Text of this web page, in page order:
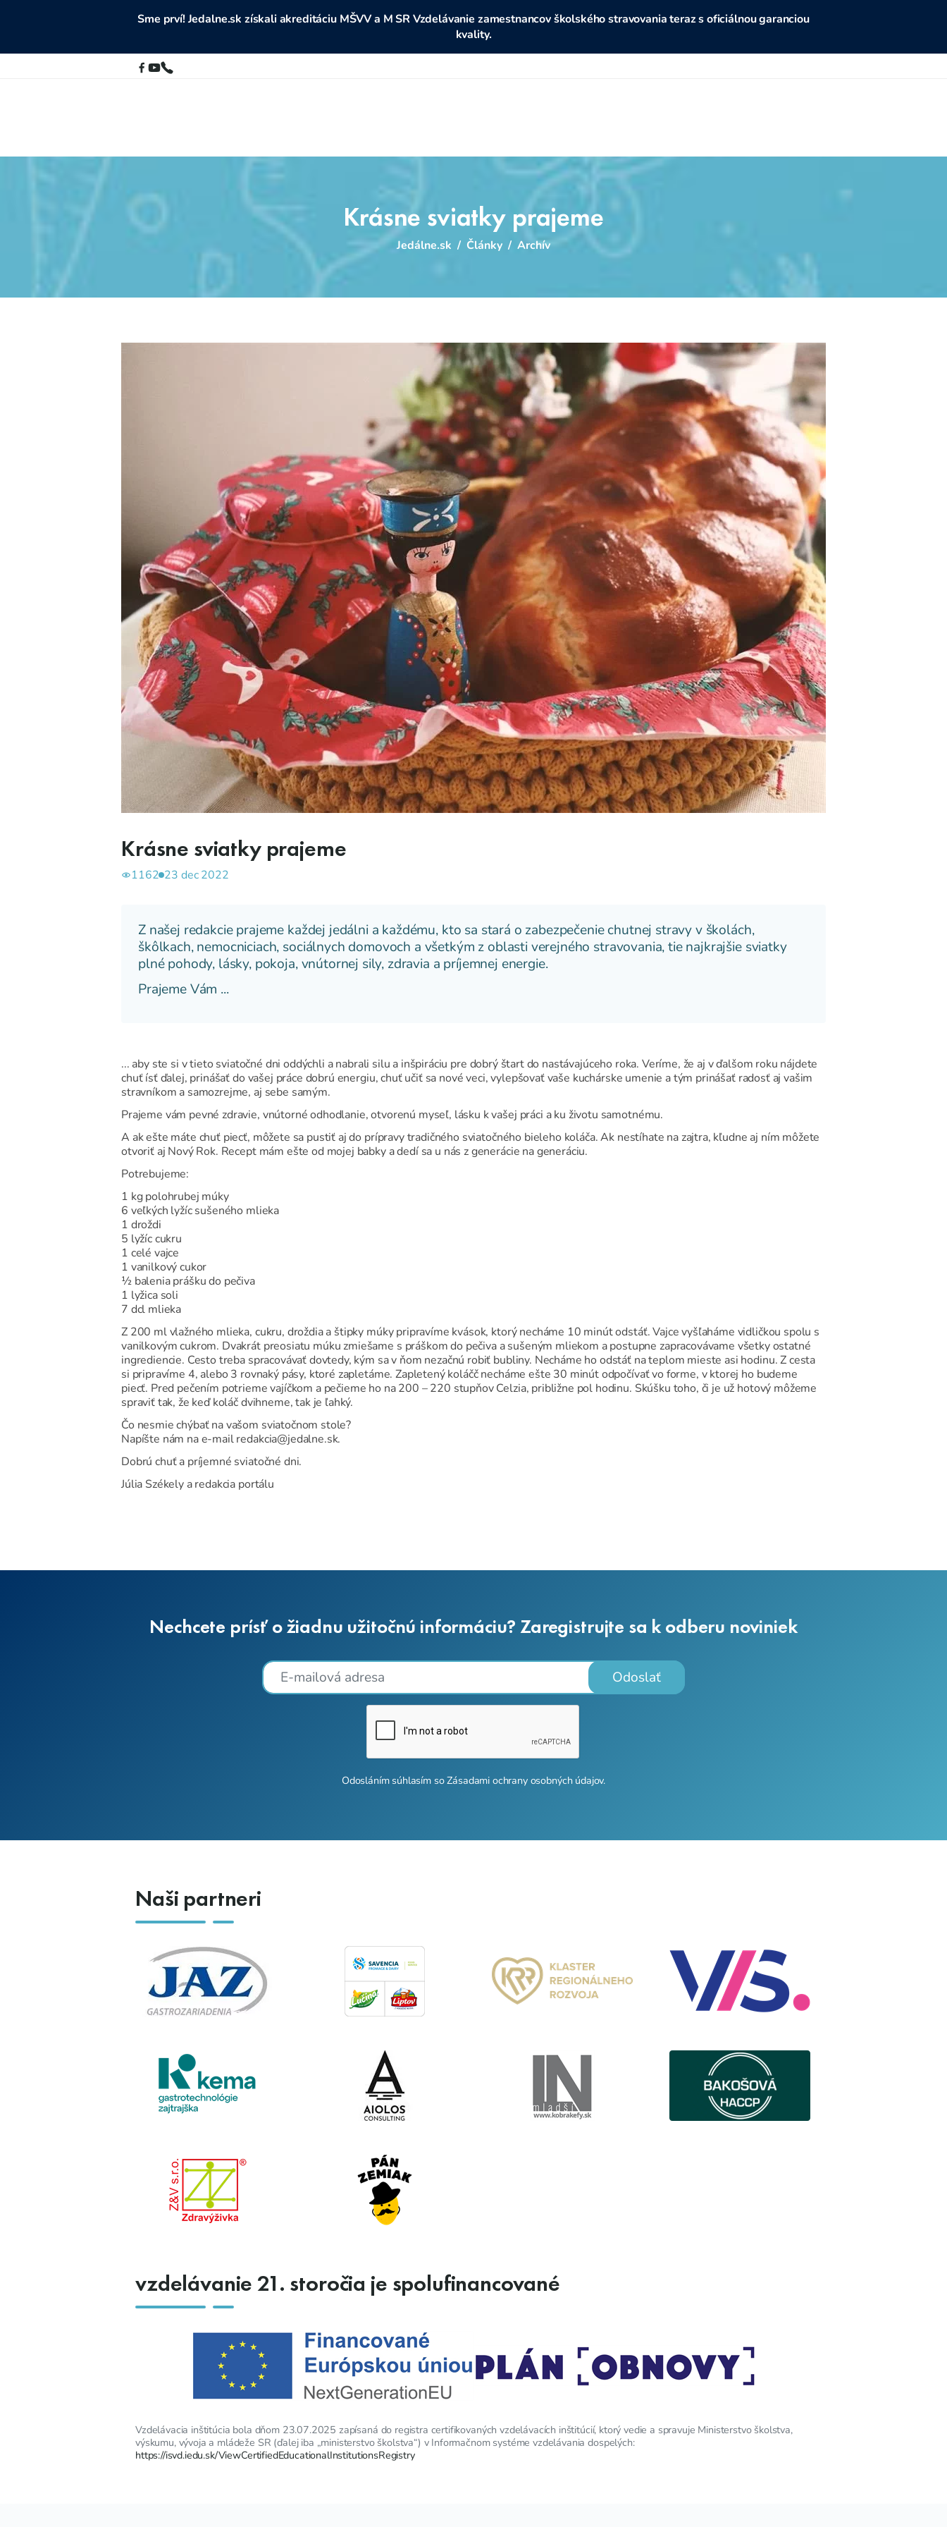
Sme prví! Jedalne.sk získali akreditáciu MŠVV a M SR Vzdelávanie zamestnancov školského stravovania teraz s oficiálnou garanciou
kvality.
Krásne sviatky prajeme
Jedálne.sk / Články / Archív
Krásne sviatky prajeme
1162 23 dec 2022
Z našej redakcie prajeme každej jedálni a každému, kto sa stará o zabezpečenie chutnej stravy v školách,
škôlkach, nemocniciach, sociálnych domovoch a všetkým z oblasti verejného stravovania, tie najkrajšie sviatky
plné pohody, lásky, pokoja, vnútornej sily, zdravia a príjemnej energie.
Prajeme Vám ...
... aby ste si v tieto sviatočné dni oddýchli a nabrali silu a inšpiráciu pre dobrý štart do nastávajúceho roka. Veríme, že aj v ďalšom roku nájdete
chuť ísť ďalej, prinášať do vašej práce dobrú energiu, chuť učiť sa nové veci, vylepšovať vaše kuchárske umenie a tým prinášať radosť aj vašim
stravníkom a samozrejme, aj sebe samým.
Prajeme vám pevné zdravie, vnútorné odhodlanie, otvorenú myseľ, lásku k vašej práci a ku životu samotnému.
A ak ešte máte chuť piecť, môžete sa pustiť aj do prípravy tradičného sviatočného bieleho koláča. Ak nestíhate na zajtra, kľudne aj ním môžete
otvoriť aj Nový Rok. Recept mám ešte od mojej babky a dedí sa u nás z generácie na generáciu.
Potrebujeme:
1 kg polohrubej múky
6 veľkých lyžíc sušeného mlieka
1 droždi
5 lyžíc cukru
1 celé vajce
1 vanilkový cukor
½ balenia prášku do pečiva
1 lyžica soli
7 dcl mlieka
Z 200 ml vlažného mlieka, cukru, droždia a štipky múky pripravíme kvások, ktorý necháme 10 minút odstáť. Vajce vyšľaháme vidličkou spolu s
vanilkovým cukrom. Dvakrát preosiatu múku zmiešame s práškom do pečiva a sušeným mliekom a postupne zapracovávame všetky ostatné
ingrediencie. Cesto treba spracovávať dovtedy, kým sa v ňom nezačnú robiť bubliny. Necháme ho odstáť na teplom mieste asi hodinu. Z cesta
si pripravíme 4, alebo 3 rovnaký pásy, ktoré zapletáme. Zapletený koláčč necháme ešte 30 minút odpočívať vo forme, v ktorej ho budeme
piecť. Pred pečením potrieme vajíčkom a pečieme ho na 200 – 220 stupňov Celzia, približne pol hodinu. Skúšku toho, či je už hotový môžeme
spraviť tak, že keď koláč dvihneme, tak je ľahký.
Čo nesmie chýbať na vašom sviatočnom stole?
Napíšte nám na e-mail redakcia@jedalne.sk.
Dobrú chuť a príjemné sviatočné dni.
Júlia Székely a redakcia portálu
Nechcete prísť o žiadnu užitočnú informáciu? Zaregistrujte sa k odberu noviniek
Odoslať
Odosláním súhlasím soZásadami ochrany osobných údajov.
Naši partneri
vzdelávanie 21. storočia je spolufinancované
Vzdelávacia inštitúcia bola dňom 23.07.2025 zapísaná do registra certifikovaných vzdelávacích inštitúcií, ktorý vedie a spravuje Ministerstvo školstva,
výskumu, vývoja a mládeže SR (ďalej iba „ministerstvo školstva“) v Informačnom systéme vzdelávania dospelých:
https://isvd.iedu.sk/ViewCertifiedEducationalInstitutionsRegistry